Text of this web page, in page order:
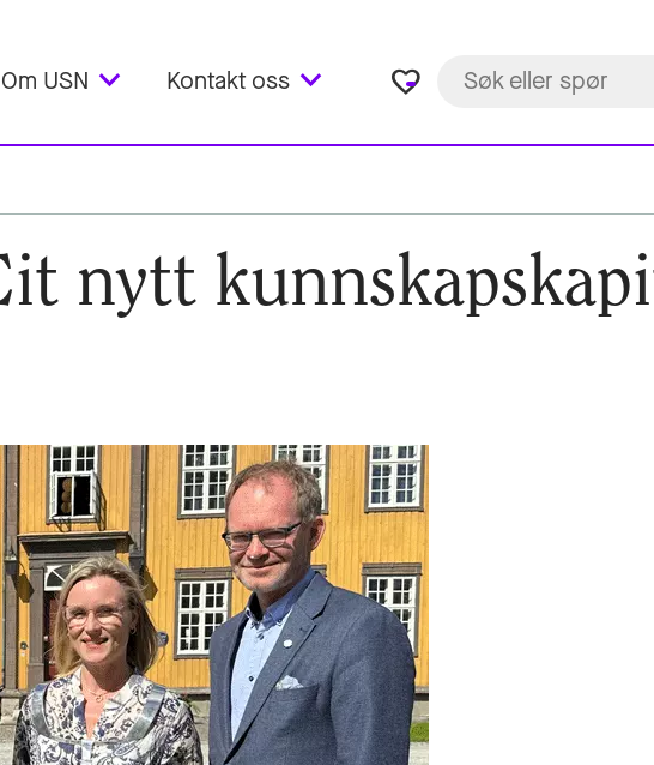
Om USN Kontakt oss favorite_border
nytt